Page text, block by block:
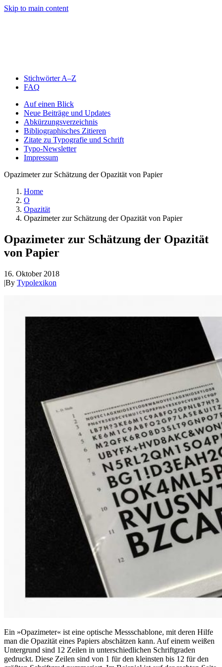
Skip to main content
Stichwörter A–Z
FAQ
Auf einen Blick
Neue Beiträge und Updates
Abkürzungsverzeichnis
Bibliographisches Zitieren
Zitate zu Typografie und Schrift
Typo-Newsletter
Impressum
Opazimeter zur Schätzung der Opazität von Papier
Home
O
Opazität
Opazimeter zur Schätzung der Opazität von Papier
Opazimeter zur Schätzung der Opazität
von Papier
16. Oktober 2018
|By Typolexikon
Ein »Opazimeter« ist eine optische Messschablone, mit deren Hilfe
man die Opazität eines Papiers abschätzen kann. Auf einem weißen
Untergrund sind 12 Zeilen in unterschiedlichen Schriftgraden
gedruckt. Diese Zeilen sind von 1 für den kleinsten bis 12 für den